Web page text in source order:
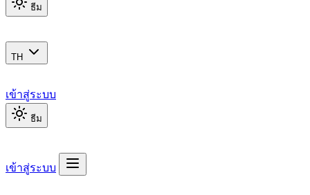
ธีม
TH
เข้าสู่ระบบ
ธีม
เข้าสู่ระบบ